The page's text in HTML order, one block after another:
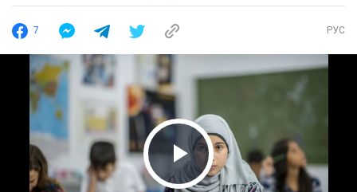
7 РУС
Play Video